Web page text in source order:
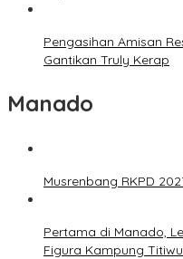
Pengasihan Amisan
Gantikan Truly Kerap
Manado
Musrenbang RKPD
Pertama di Manado,
Figura Kampung